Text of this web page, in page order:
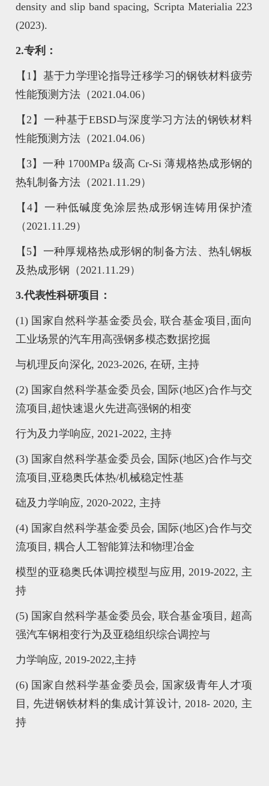
density and slip band spacing, Scripta Materialia 223
(2023).
2.专利：
【1】基于力学理论指导迁移学习的钢铁材料疲劳
性能预测方法（2021.04.06）
【2】一种基于EBSD与深度学习方法的钢铁材料
性能预测方法（2021.04.06）
【3】一种 1700MPa 级高 Cr-Si 薄规格热成形钢的
热轧制备方法（2021.11.29）
【4】一种低碱度免涂层热成形钢连铸用保护渣
（2021.11.29）
【5】一种厚规格热成形钢的制备方法、热轧钢板
及热成形钢（2021.11.29）
3.代表性科研项目：
(1) 国家自然科学基金委员会, 联合基金项目,面向
工业场景的汽车用高强钢多模态数据挖掘
与机理反向深化, 2023-2026, 在研, 主持
(2) 国家自然科学基金委员会, 国际(地区)合作与交
流项目,超快速退火先进高强钢的相变
行为及力学响应, 2021-2022, 主持
(3) 国家自然科学基金委员会, 国际(地区)合作与交
流项目,亚稳奥氏体热/机械稳定性基
础及力学响应, 2020-2022, 主持
(4) 国家自然科学基金委员会, 国际(地区)合作与交
流项目, 耦合人工智能算法和物理冶金
模型的亚稳奥氏体调控模型与应用, 2019-2022, 主
持
(5) 国家自然科学基金委员会, 联合基金项目, 超高
强汽车钢相变行为及亚稳组织综合调控与
力学响应, 2019-2022,主持
(6) 国家自然科学基金委员会, 国家级青年人才项
目, 先进钢铁材料的集成计算设计, 2018- 2020, 主
持